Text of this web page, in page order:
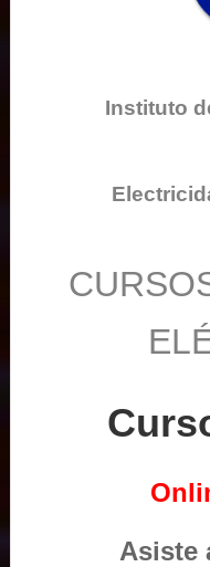
Instituto
Asiste